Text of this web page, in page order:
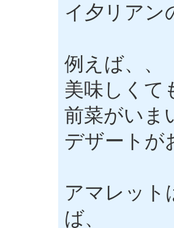
イ夕リアン
例えば、、
美味しくて
前菜がいま
デザートが
アマレット
ば、